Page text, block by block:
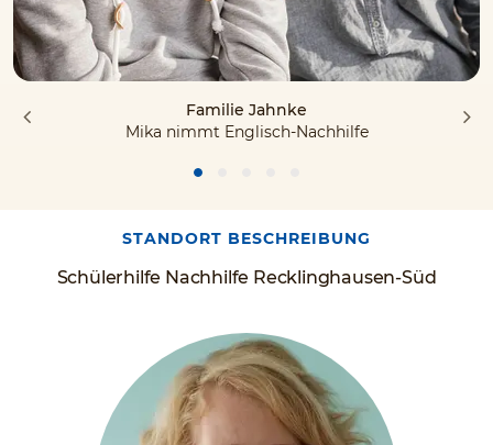
Familie Jahnke
Mika nimmt Englisch-Nachhilfe
Schülerhilfe Nachhilfe Recklinghausen-Süd
STANDORT BESCHREIBUNG